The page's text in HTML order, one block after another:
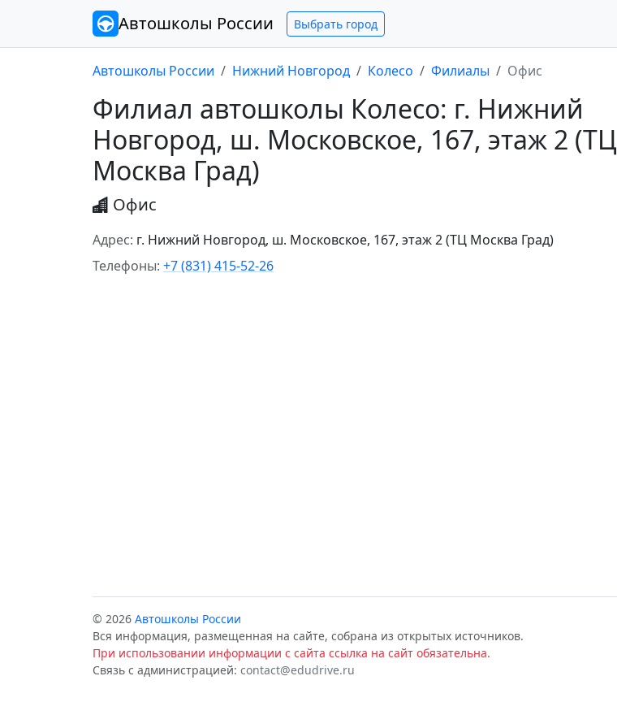
Автошколы России Выбрать город
Автошколы России Нижний Новгород Колесо Филиалы Офис
Филиал автошколы Колесо: г. Нижний
Новгород, ш. Московское, 167, этаж 2 (ТЦ
Москва Град)
Офис
Адрес: г. Нижний Новгород, ш. Московское, 167, этаж 2 (ТЦ Москва Град)
Телефоны: +7 (831) 415-52-26
© 2026 Автошколы России
Вся информация, размещенная на сайте, собрана из открытых источников.
При использовании информации с сайта ссылка на сайт обязательна.
Связь с администрацией: contact@edudrive.ru